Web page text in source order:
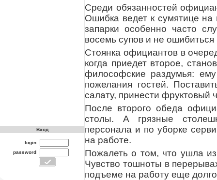
Среди обязанностей
Ошибка ведет к сумятице на
запарки особенно часто
восемь супов и не
Стоянка официантов в
когда приедет второе,
философские раздумья:
пожелания гостей.
салату, принести фруктовый
После второго обеда
столы. А грязные
персонала и по уборке
на работе.
Пожалеть о том, что ушла
Чувство тошноты в
подъеме на работу еще
Вход
login
password